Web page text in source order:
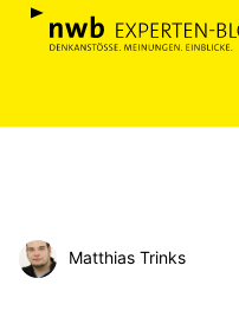
Matthias Trinks